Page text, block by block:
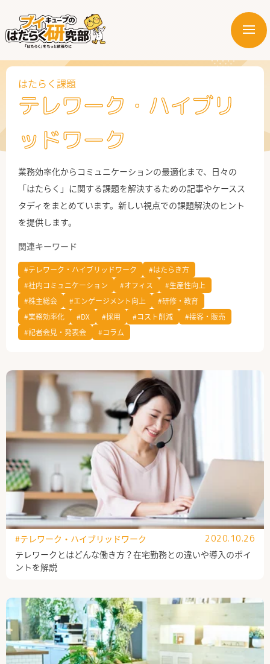
メ
ー
はたらく部署
はたらく課題
はたらく製品・サービス
公式Facebook
はたらく課題
テレワーク・ハイブリ
ッドワーク
業務効率化からコミュニケーションの最適化まで、日々の
「はたらく」に関する課題を解決するための記事やケースス
タディをまとめています。新しい視点での課題解決のヒント
を提供します。
関連キーワード
#テレワーク・ハイブリッドワーク
#はたらき方
#社内コミュニケーション
#オフィス
#生産性向上
#株主総会
#エンゲージメント向上
#研修・教育
#業務効率化
#DX #採用 #コスト削減
#接客・販売
#記者会見・発表会
#コラム
テレワークとはどんな働き方？在宅勤務との違いや導入のポイ
ントを解説
#テレワーク・ハイブリッドワーク 2020.10.26